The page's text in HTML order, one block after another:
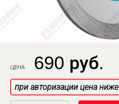
ЦЕНА 690 руб.
при авторизации цена ниже